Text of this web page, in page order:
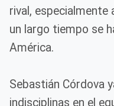
rival, especialmente
un largo tiempo se
América.
Sebastián Córdova
indisciplinas en el